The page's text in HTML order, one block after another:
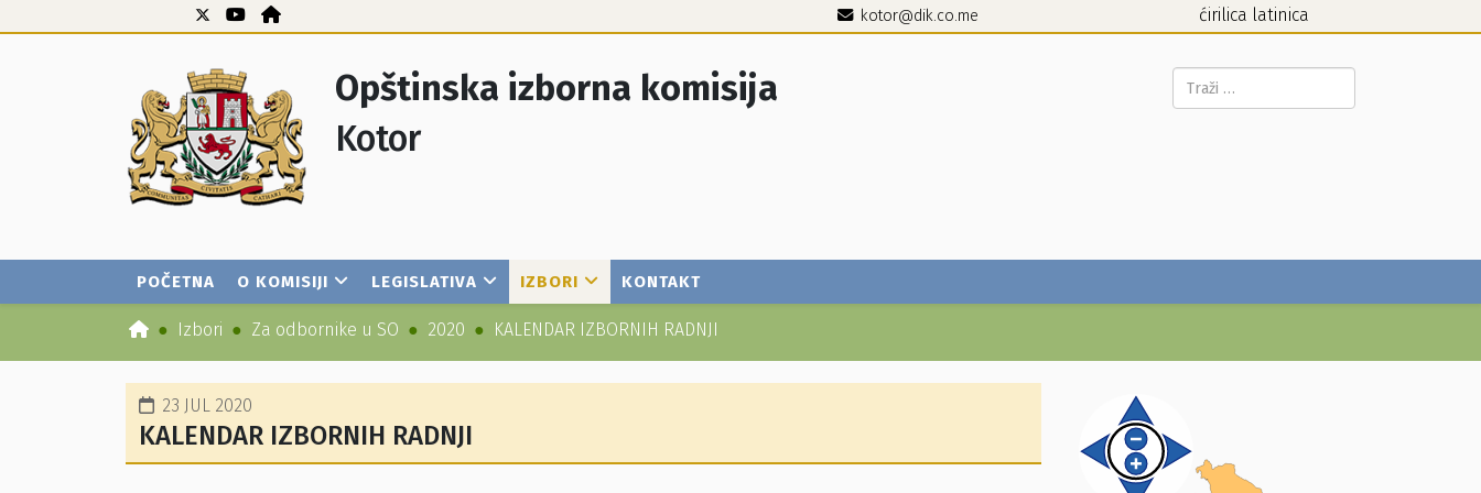
kotor@dik.co.me ćirilica latinica
Opštinska izborna komisija
Kotor
Pretraga...
POČETNA O KOMISIJI LEGISLATIVA IZBORI KONTAKT
Izbori Za odbornike u SO 2020 KALENDAR IZBORNIH RADNJI
23 JUL 2020
KALENDAR IZBORNIH RADNJI